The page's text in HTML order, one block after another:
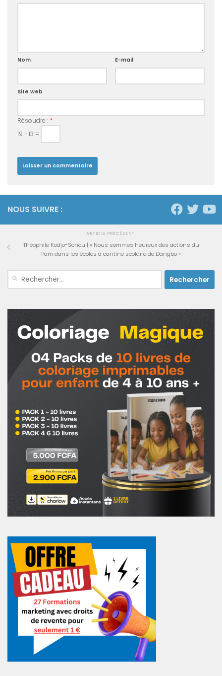
Nom E-mail
Site web
Résoudre : *
19 − 13 =
NOUS SUIVRE :
ARTICLE PRÉCÉDENT
Théophile Kodjo-Sonou | « Nous sommes heureux des actions du
Pam dans les écoles à cantine scolaire de Dangbo »
Rechercher :